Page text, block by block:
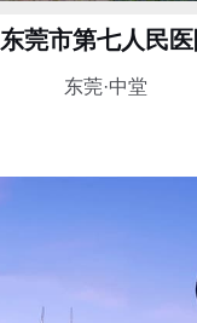
东莞市第七人民
东莞·中堂